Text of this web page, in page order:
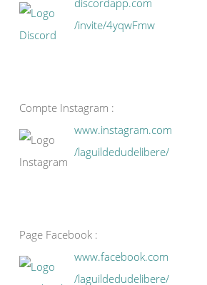
discordapp.com
/invite/4yqwFmw
Compte Instagram :
www.instagram.com
/laguildedudelibere/
Page Facebook :
www.facebook.com
/laguildedudelibere/